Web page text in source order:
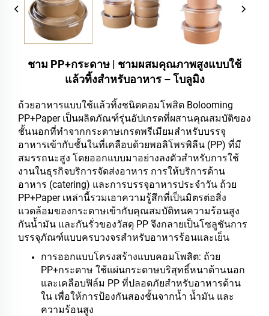
ชาม PP+กระดาษ | ชามผสมคุณภาพสูงแบบใช้
แล้วทิ้งสำหรับอาหาร – โบลูมิง
ถ้วยอาหารแบบใช้แล้วทิ้งชนิดคอมโพสิต Bolooming
PP+Paper เป็นผลิตภัณฑ์รุ่นอัปเกรดที่ผสานคุณสมบัติของ
ชั้นนอกที่ทำจากกระดาษเกรดพรีเมียมสำหรับบรรจุ
อาหารเข้ากับชั้นในที่เคลือบด้วยพอลิโพรพิลีน (PP) ที่มี
สมรรถนะสูง โดยออกแบบมาอย่างลงตัวสำหรับการใช้
งานในธุรกิจบริการจัดส่งอาหาร การให้บริการด้าน
อาหาร (catering) และการบรรจุอาหารประจำวัน ถ้วย
PP+Paper เหล่านี้รวมเอาความรู้สึกที่เป็นมิตรต่อสิ่ง
แวดล้อมของกระดาษเข้ากับคุณสมบัติทนความร้อนสูง
กันน้ำมัน และกันรั่วของวัสดุ PP จึงกลายเป็นโซลูชันการ
บรรจุภัณฑ์แบบครบวงจรสำหรับอาหารร้อนและเย็น
การออกแบบโครงสร้างแบบคอมโพสิต: ถ้วย
PP+กระดาษ ใช้แผ่นกระดาษบริสุทธิ์หนาด้านนอก
และเคลือบฟิล์ม PP ที่ปลอดภัยสำหรับอาหารด้าน
ใน เพื่อให้การป้องกันสองชั้นจากน้ำ น้ำมัน และ
ความร้อนสูง